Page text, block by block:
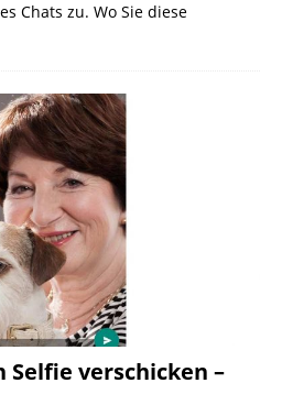
Chats zu. Wo Sie diese
verschicken –